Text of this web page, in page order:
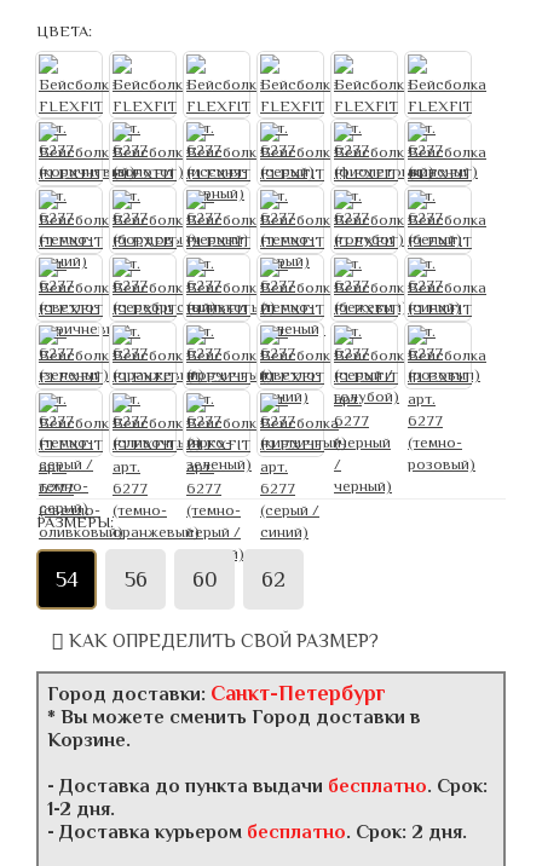
ЦВЕТА:
РАЗМЕРЫ:
54 56 60 62
КАК ОПРЕДЕЛИТЬ СВОЙ РАЗМЕР?
Город доставки: Санкт-Петербург
* Вы можете сменить Город доставки в
Корзине.
- Доставка до пункта выдачи бесплатно. Срок:
1-2 дня.
- Доставка курьером бесплатно. Срок: 2 дня.